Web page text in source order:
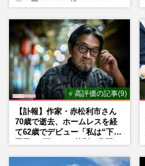
⭐ 高評価の記事(9)
【訃報】作家・赤松利市さん
70歳で逝去、ホームレスを経
て62歳でデビュー「私は“下級